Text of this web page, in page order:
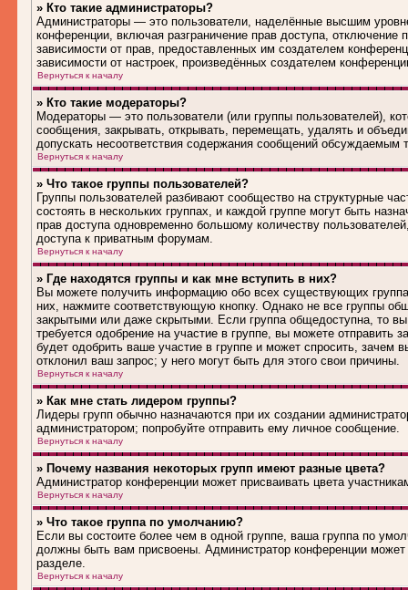
» Кто такие администраторы?
Администраторы — это пользователи, наделённые высшим
конференции, включая разграничение прав доступа, отключение
зависимости от прав, предоставленных им создателем
зависимости от настроек, произведённых создателем
Вернуться к началу
» Кто такие модераторы?
Модераторы — это пользователи (или группы пользователей),
сообщения, закрывать, открывать, перемещать, удалять и
допускать несоответствия содержания сообщений
Вернуться к началу
» Что такое группы пользователей?
Группы пользователей разбивают сообщество на структурные
состоять в нескольких группах, и каждой группе могут быть
прав доступа одновременно большому количеству
доступа к приватным форумам.
Вернуться к началу
» Где находятся группы и как мне вступить в них?
Вы можете получить информацию обо всех существующих
них, нажмите соответствующую кнопку. Однако не все группы
закрытыми или даже скрытыми. Если группа общедоступна, то
требуется одобрение на участие в группе, вы можете
будет одобрить ваше участие в группе и может спросить, зачем
отклонил ваш запрос; у него могут быть для этого свои причины.
Вернуться к началу
» Как мне стать лидером группы?
Лидеры групп обычно назначаются при их создании
администратором; попробуйте отправить ему личное сообщение.
Вернуться к началу
» Почему названия некоторых групп имеют разные цвета?
Администратор конференции может присваивать цвета
Вернуться к началу
» Что такое группа по умолчанию?
Если вы состоите более чем в одной группе, ваша группа по
должны быть вам присвоены. Администратор конференции
разделе.
Вернуться к началу